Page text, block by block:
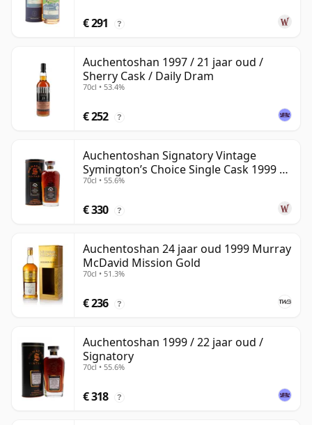
€ 291 ?
Auchentoshan 1997 / 21 jaar oud /
Sherry Cask / Daily Dram
70cl • 53.4%
€ 252 ?
Auchentoshan Signatory Vintage
Symington’s Choice Single Cask 1999 24
jaar oud
70cl • 55.6%
€ 330 ?
Auchentoshan 24 jaar oud 1999 Murray
McDavid Mission Gold
70cl • 51.3%
€ 236 ?
Auchentoshan 1999 / 22 jaar oud /
Signatory
70cl • 55.6%
€ 318 ?